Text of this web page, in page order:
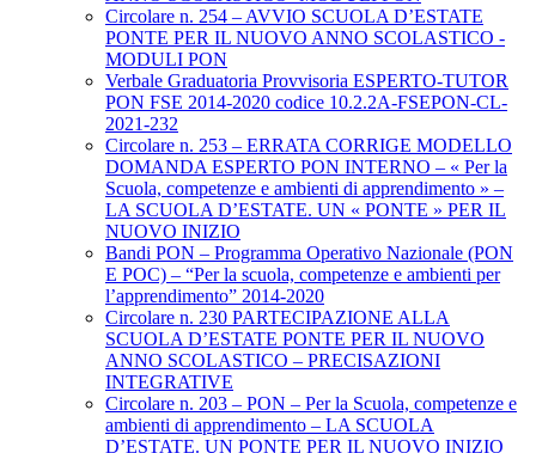
Circolare n. 254 – AVVIO SCUOLA D’ESTATE
PONTE PER IL NUOVO ANNO SCOLASTICO -
MODULI PON
Verbale Graduatoria Provvisoria ESPERTO-TUTOR
PON FSE 2014-2020 codice 10.2.2A-FSEPON-CL-
2021-232
Circolare n. 253 – ERRATA CORRIGE MODELLO
DOMANDA ESPERTO PON INTERNO – « Per la
Scuola, competenze e ambienti di apprendimento » –
LA SCUOLA D’ESTATE. UN « PONTE » PER IL
NUOVO INIZIO
Bandi PON – Programma Operativo Nazionale (PON
E POC) – “Per la scuola, competenze e ambienti per
l’apprendimento” 2014-2020
Circolare n. 230 PARTECIPAZIONE ALLA
SCUOLA D’ESTATE PONTE PER IL NUOVO
ANNO SCOLASTICO – PRECISAZIONI
INTEGRATIVE
Circolare n. 203 – PON – Per la Scuola, competenze e
ambienti di apprendimento – LA SCUOLA
D’ESTATE. UN PONTE PER IL NUOVO INIZIO